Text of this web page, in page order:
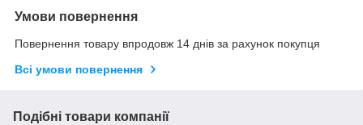
Умови повернення
Повернення товару впродовж 14 днів за рахунок покупця
Всі умови повернення
Подібні товари компанії